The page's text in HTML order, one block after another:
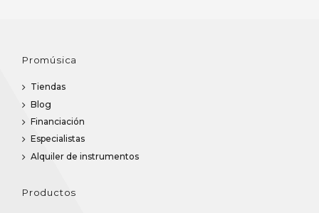
Promúsica
Tiendas
Blog
Financiación
Especialistas
Alquiler de instrumentos
Productos